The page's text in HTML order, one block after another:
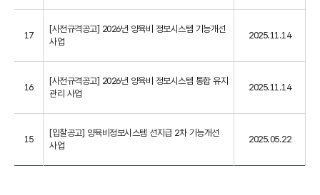
17
[사전규격공고] 2026년 양육비 정보시스템 기능개선
사업
2025.11.14
16
[사전규격공고] 2026년 양육비 정보시스템 통합 유지
관리 사업
2025.11.14
15
[입찰공고] 양육비정보시스템 선지급 2차 기능개선
사업
2025.05.22